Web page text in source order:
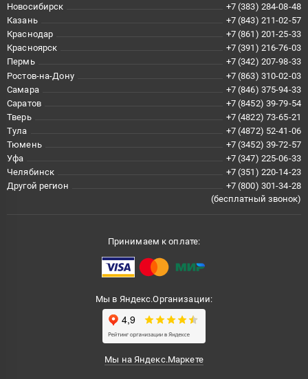
Новосибирск
+7 (383) 284-08-48
Казань
+7 (843) 211-02-57
Краснодар
+7 (861) 201-25-33
Красноярск
+7 (391) 216-76-03
Пермь
+7 (342) 207-98-33
Ростов-на-Дону
+7 (863) 310-02-03
Самара
+7 (846) 375-94-33
Саратов
+7 (8452) 39-79-54
Тверь
+7 (4822) 73-65-21
Тула
+7 (4872) 52-41-06
Тюмень
+7 (3452) 39-72-57
Уфа
+7 (347) 225-06-33
Челябинск
+7 (351) 220-14-23
Другой регион
+7 (800) 301-34-28
(бесплатный звонок)
Принимаем к оплате:
Мы в Яндекс.Организации:
Мы на Яндекс.Маркете